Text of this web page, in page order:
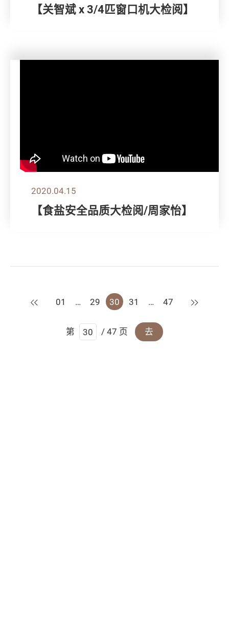
【关智斌 x 3/4匹窗口机大检阅】
2020.04.15
【食盐安全品质大检阅/周家怡】
上一页
01 … 29 30 31 … 47 下一页
第 / 47 页 去